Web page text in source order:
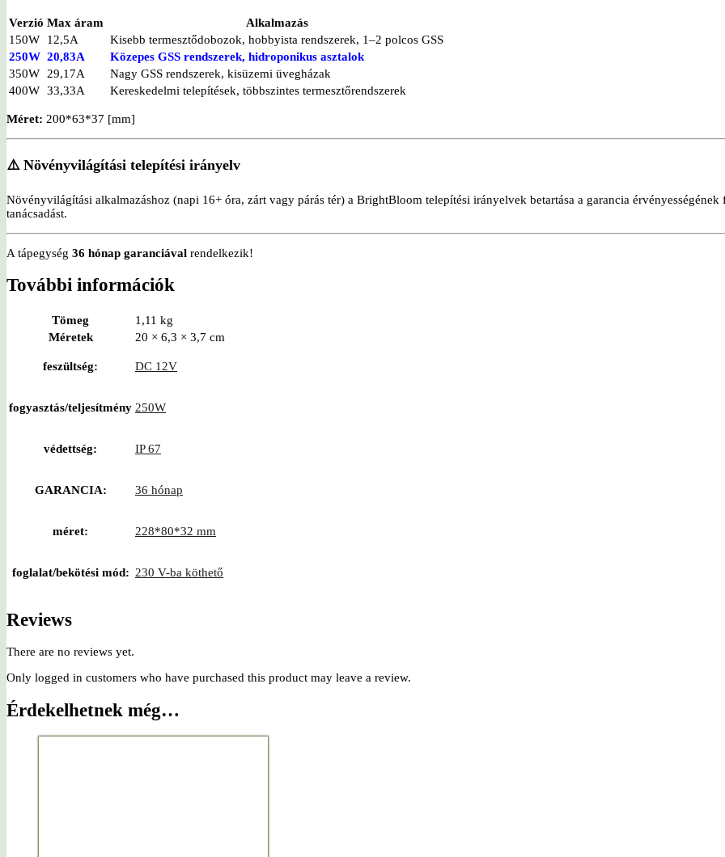
Verzió Max áram
Alkalmazás
150W
12,5A
Kisebb termesztődobozok, hobbyista rendszerek, 1–2 polcos GSS
250W 20,83A
Közepes GSS rendszerek, hidroponikus asztalok
350W 29,17A
Nagy GSS rendszerek, kisüzemi üvegházak
400W 33,33A Kereskedelmi telepítések, többszintes termesztőrendszerek
Méret: 200*63*37 [mm]
⚠️ Növényvilágítási telepítési irányelv
Növényvilágítási alkalmazáshoz (napi 16+ óra, zárt vagy párás tér) a BrightBloom telepítési irányelvek betartása a garancia
tanácsadást.
A tápegység 36 hónap garanciával rendelkezik!
További információk
Tömeg
1,11 kg
Méretek
20 × 6,3 × 3,7 cm
feszültség: DC 12V
fogyasztás/teljesítmény 250W
védettség: IP 67
GARANCIA: 36 hónap
méret: 228*80*32 mm
foglalat/bekötési mód: 230 V-ba köthető
Reviews
There are no reviews yet.
Only logged in customers who have purchased this product may leave a review.
Érdekelhetnek még…